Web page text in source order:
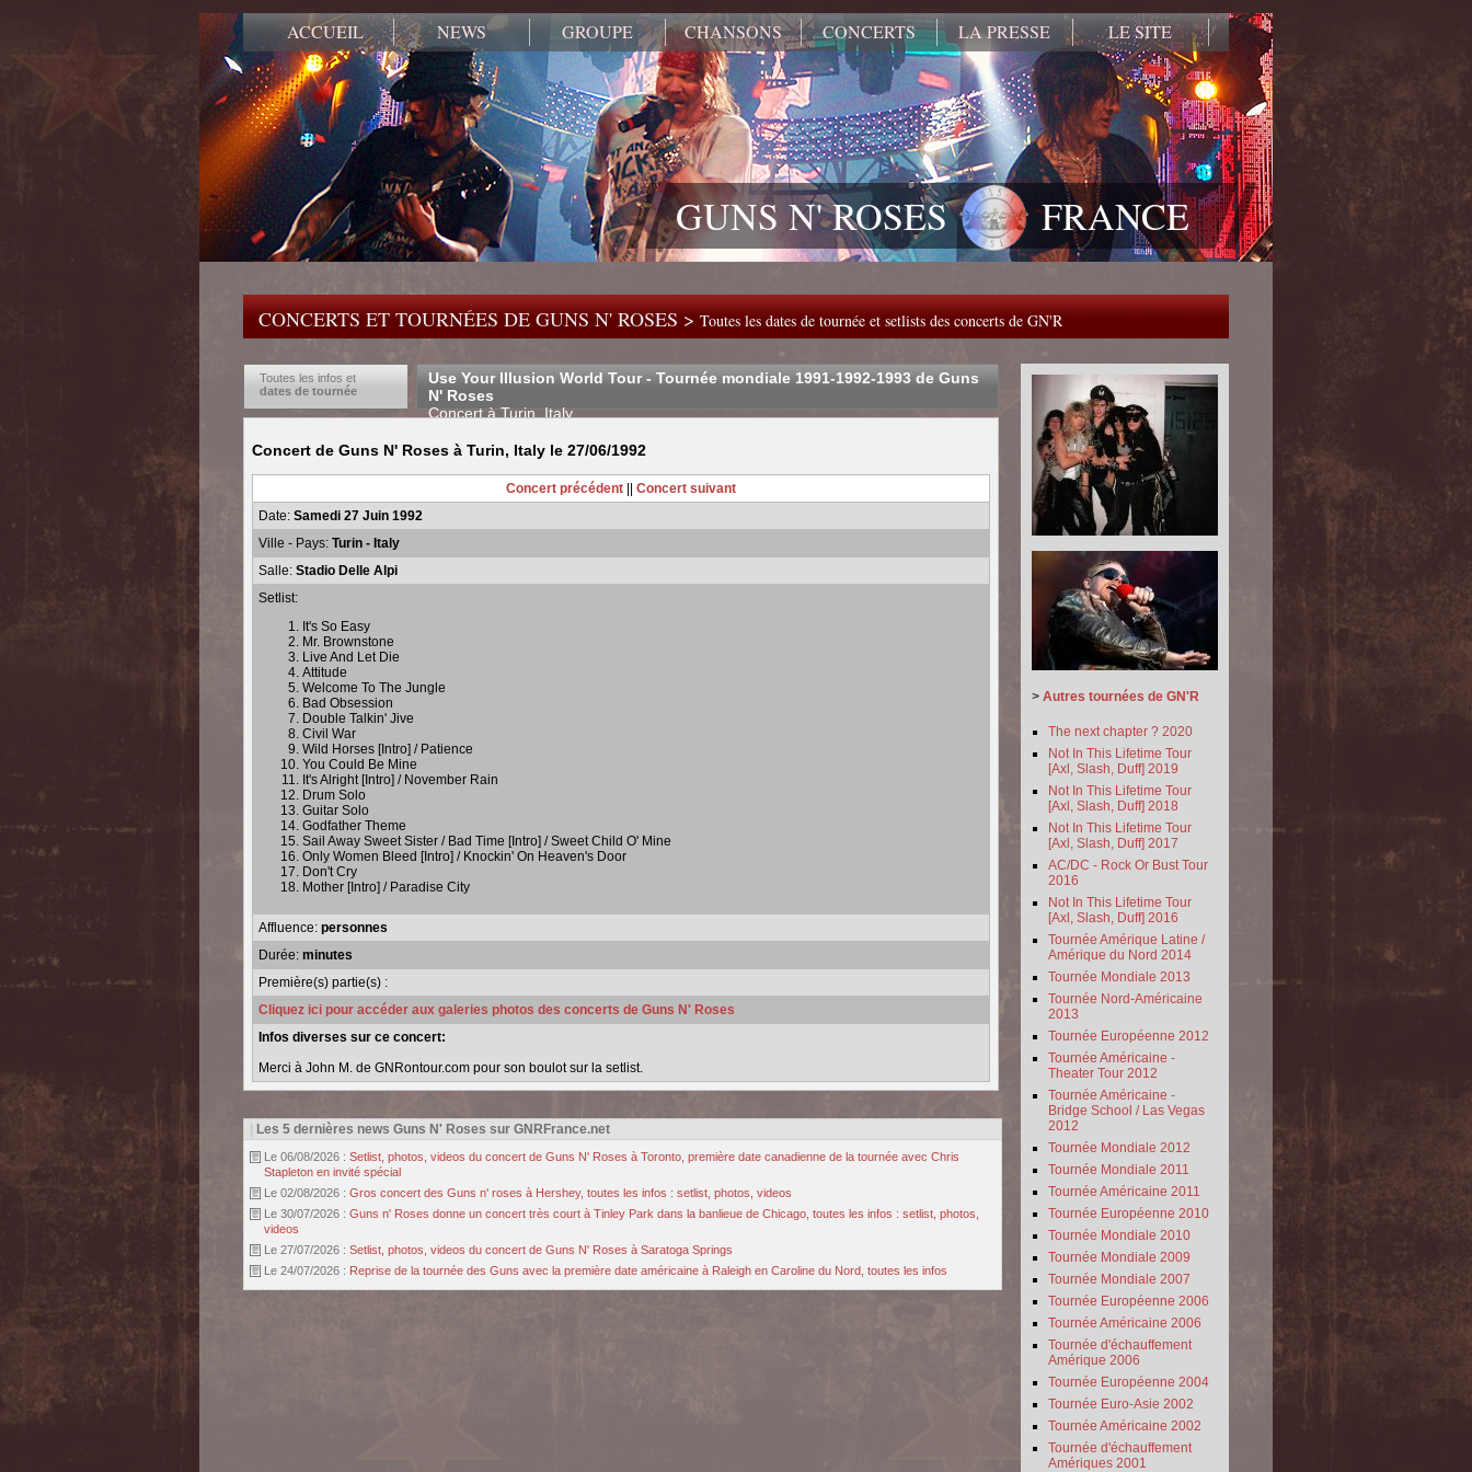
ACCUEIL NEWS GROUPE CHANSONS CONCERTS LA PRESSE LE SITE
GUNS N' ROSES FRANCE
CONCERTS ET TOURNÉES DE GUNS N' ROSES >Toutes les dates de tournée et setlists des concerts de GN'R
Toutes les infos et
dates de tournée
Use Your Illusion World Tour - Tournée mondiale 1991-1992-1993 de Guns
N' Roses
Concert à Turin, Italy
Concert de Guns N' Roses à Turin, Italy le 27/06/1992
Concert précédent
Concert suivant
Date: Samedi 27 Juin 1992
Ville - Pays: Turin - Italy
Salle: Stadio Delle Alpi
Setlist:
It's So Easy
Mr. Brownstone
Live And Let Die
Attitude
Welcome To The Jungle
Bad Obsession
Double Talkin' Jive
Civil War
Wild Horses [Intro] / Patience
You Could Be Mine
It's Alright [Intro] / November Rain
Drum Solo
Guitar Solo
Godfather Theme
Sail Away Sweet Sister / Bad Time [Intro] / Sweet Child O' Mine
Only Women Bleed [Intro] / Knockin' On Heaven's Door
Don't Cry
Mother [Intro] / Paradise City
Affluence: personnes
Durée: minutes
Première(s) partie(s) :
Cliquez ici pour accéder aux galeries photos des concerts de Guns N' Roses
Infos diverses sur ce concert:
Merci à John M. de GNRontour.com pour son boulot sur la setlist.
Les 5 dernières news Guns N' Roses sur GNRFrance.net
Le 06/08/2026 : Setlist, photos, videos du concert de Guns N' Roses à Toronto, première date canadienne de la tournée avec Chris
Stapleton en invité spécial
Le 02/08/2026 : Gros concert des Guns n' roses à Hershey, toutes les infos : setlist, photos, videos
Le 30/07/2026 : Guns n' Roses donne un concert très court à Tinley Park dans la banlieue de Chicago, toutes les infos : setlist, photos,
videos
Le 27/07/2026 : Setlist, photos, videos du concert de Guns N' Roses à Saratoga Springs
Le 24/07/2026 : Reprise de la tournée des Guns avec la première date américaine à Raleigh en Caroline du Nord, toutes les infos
> Autres tournées de GN'R
The next chapter ? 2020
Not In This Lifetime Tour
[Axl, Slash, Duff] 2019
Not In This Lifetime Tour
[Axl, Slash, Duff] 2018
Not In This Lifetime Tour
[Axl, Slash, Duff] 2017
AC/DC - Rock Or Bust Tour
2016
Not In This Lifetime Tour
[Axl, Slash, Duff] 2016
Tournée Amérique Latine /
Amérique du Nord 2014
Tournée Mondiale 2013
Tournée Nord-Américaine
2013
Tournée Européenne 2012
Tournée Américaine -
Theater Tour 2012
Tournée Américaine -
Bridge School / Las Vegas
2012
Tournée Mondiale 2012
Tournée Mondiale 2011
Tournée Américaine 2011
Tournée Européenne 2010
Tournée Mondiale 2010
Tournée Mondiale 2009
Tournée Mondiale 2007
Tournée Européenne 2006
Tournée Américaine 2006
Tournée d'échauffement
Amérique 2006
Tournée Européenne 2004
Tournée Euro-Asie 2002
Tournée Américaine 2002
Tournée d'échauffement
Amériques 2001